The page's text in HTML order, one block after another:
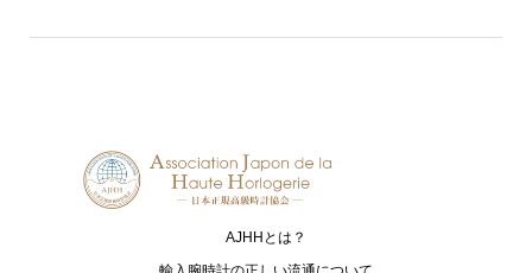
AJHHとは？